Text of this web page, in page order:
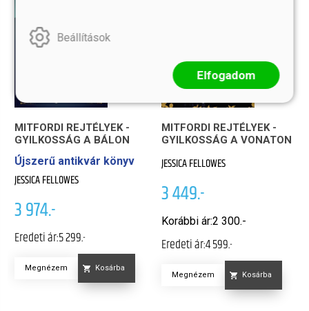
MITFORDI REJTÉLYEK -
GYILKOSSÁG A BÁLON
Újszerű antikvár könyv
JESSICA FELLOWES
3 974.-
Eredeti ár:5 299.-
Megnézem Kosárba
MITFORDI REJTÉLYEK -
GYILKOSSÁG A VONATON
JESSICA FELLOWES
3 449.-
Korábbi ár:2 300.-
Eredeti ár:4 599.-
Megnézem Kosárba
Beállítások
Elfogadom